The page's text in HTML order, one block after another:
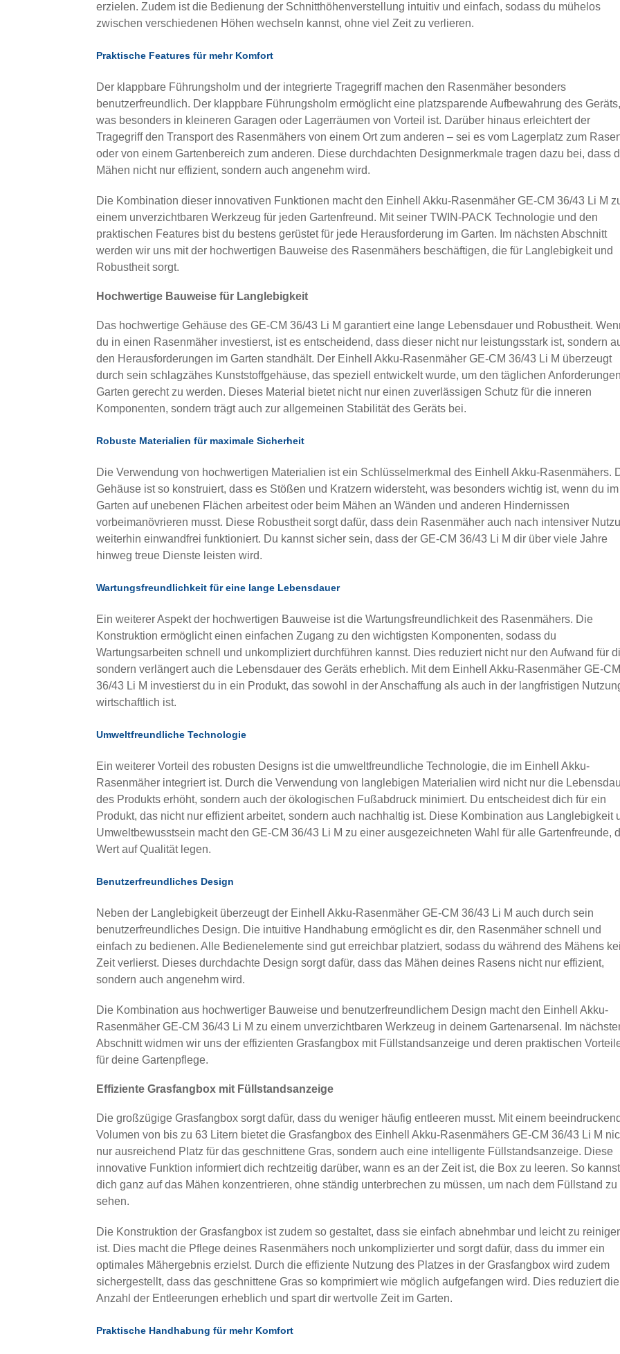
erzielen. Zudem ist die Bedienung der Schnitthöhenverstellung intuitiv und einfach, sodass du mühelos
zwischen verschiedenen Höhen wechseln kannst, ohne viel Zeit zu verlieren.
Praktische Features für mehr Komfort
Der klappbare Führungsholm und der integrierte Tragegriff machen den Rasenmäher besonders
benutzerfreundlich. Der klappbare Führungsholm ermöglicht eine platzsparende Aufbewahrung des Geräts,
was besonders in kleineren Garagen oder Lagerräumen von Vorteil ist. Darüber hinaus erleichtert der
Tragegriff den Transport des Rasenmähers von einem Ort zum anderen – sei es vom Lagerplatz zum
oder von einem Gartenbereich zum anderen. Diese durchdachten Designmerkmale tragen dazu bei, dass
Mähen nicht nur effizient, sondern auch angenehm wird.
Die Kombination dieser innovativen Funktionen macht den Einhell Akku-Rasenmäher GE-CM 36/43 Li M
einem unverzichtbaren Werkzeug für jeden Gartenfreund. Mit seiner TWIN-PACK Technologie und den
praktischen Features bist du bestens gerüstet für jede Herausforderung im Garten. Im nächsten Abschnitt
werden wir uns mit der hochwertigen Bauweise des Rasenmähers beschäftigen, die für Langlebigkeit und
Robustheit sorgt.
Hochwertige Bauweise für Langlebigkeit
Das hochwertige Gehäuse des GE-CM 36/43 Li M garantiert eine lange Lebensdauer und Robustheit.
du in einen Rasenmäher investierst, ist es entscheidend, dass dieser nicht nur leistungsstark ist, sondern
den Herausforderungen im Garten standhält. Der Einhell Akku-Rasenmäher GE-CM 36/43 Li M überzeugt
durch sein schlagzähes Kunststoffgehäuse, das speziell entwickelt wurde, um den täglichen
Garten gerecht zu werden. Dieses Material bietet nicht nur einen zuverlässigen Schutz für die inneren
Komponenten, sondern trägt auch zur allgemeinen Stabilität des Geräts bei.
Robuste Materialien für maximale Sicherheit
Die Verwendung von hochwertigen Materialien ist ein Schlüsselmerkmal des Einhell Akku-Rasenmähers.
Gehäuse ist so konstruiert, dass es Stößen und Kratzern widersteht, was besonders wichtig ist, wenn du im
Garten auf unebenen Flächen arbeitest oder beim Mähen an Wänden und anderen Hindernissen
vorbeimanövrieren musst. Diese Robustheit sorgt dafür, dass dein Rasenmäher auch nach intensiver
weiterhin einwandfrei funktioniert. Du kannst sicher sein, dass der GE-CM 36/43 Li M dir über viele Jahre
hinweg treue Dienste leisten wird.
Wartungsfreundlichkeit für eine lange Lebensdauer
Ein weiterer Aspekt der hochwertigen Bauweise ist die Wartungsfreundlichkeit des Rasenmähers. Die
Konstruktion ermöglicht einen einfachen Zugang zu den wichtigsten Komponenten, sodass du
Wartungsarbeiten schnell und unkompliziert durchführen kannst. Dies reduziert nicht nur den Aufwand für
sondern verlängert auch die Lebensdauer des Geräts erheblich. Mit dem Einhell Akku-Rasenmäher GE-CM
36/43 Li M investierst du in ein Produkt, das sowohl in der Anschaffung als auch in der langfristigen
wirtschaftlich ist.
Umweltfreundliche Technologie
Ein weiterer Vorteil des robusten Designs ist die umweltfreundliche Technologie, die im Einhell Akku-
Rasenmäher integriert ist. Durch die Verwendung von langlebigen Materialien wird nicht nur die
des Produkts erhöht, sondern auch der ökologischen Fußabdruck minimiert. Du entscheidest dich für ein
Produkt, das nicht nur effizient arbeitet, sondern auch nachhaltig ist. Diese Kombination aus Langlebigkeit
Umweltbewusstsein macht den GE-CM 36/43 Li M zu einer ausgezeichneten Wahl für alle Gartenfreunde,
Wert auf Qualität legen.
Benutzerfreundliches Design
Neben der Langlebigkeit überzeugt der Einhell Akku-Rasenmäher GE-CM 36/43 Li M auch durch sein
benutzerfreundliches Design. Die intuitive Handhabung ermöglicht es dir, den Rasenmäher schnell und
einfach zu bedienen. Alle Bedienelemente sind gut erreichbar platziert, sodass du während des Mähens
Zeit verlierst. Dieses durchdachte Design sorgt dafür, dass das Mähen deines Rasens nicht nur effizient,
sondern auch angenehm wird.
Die Kombination aus hochwertiger Bauweise und benutzerfreundlichem Design macht den Einhell Akku-
Rasenmäher GE-CM 36/43 Li M zu einem unverzichtbaren Werkzeug in deinem Gartenarsenal. Im
Abschnitt widmen wir uns der effizienten Grasfangbox mit Füllstandsanzeige und deren praktischen
für deine Gartenpflege.
Effiziente Grasfangbox mit Füllstandsanzeige
Die großzügige Grasfangbox sorgt dafür, dass du weniger häufig entleeren musst. Mit einem
Volumen von bis zu 63 Litern bietet die Grasfangbox des Einhell Akku-Rasenmähers GE-CM 36/43 Li M
nur ausreichend Platz für das geschnittene Gras, sondern auch eine intelligente Füllstandsanzeige. Diese
innovative Funktion informiert dich rechtzeitig darüber, wann es an der Zeit ist, die Box zu leeren. So
dich ganz auf das Mähen konzentrieren, ohne ständig unterbrechen zu müssen, um nach dem Füllstand zu
sehen.
Die Konstruktion der Grasfangbox ist zudem so gestaltet, dass sie einfach abnehmbar und leicht zu
ist. Dies macht die Pflege deines Rasenmähers noch unkomplizierter und sorgt dafür, dass du immer ein
optimales Mähergebnis erzielst. Durch die effiziente Nutzung des Platzes in der Grasfangbox wird zudem
sichergestellt, dass das geschnittene Gras so komprimiert wie möglich aufgefangen wird. Dies reduziert die
Anzahl der Entleerungen erheblich und spart dir wertvolle Zeit im Garten.
Praktische Handhabung für mehr Komfort